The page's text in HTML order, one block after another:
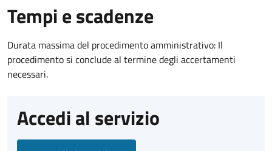
Tempi e scadenze
Durata massima del procedimento amministrativo: Il
procedimento si conclude al termine degli accertamenti
necessari.
Accedi al servizio